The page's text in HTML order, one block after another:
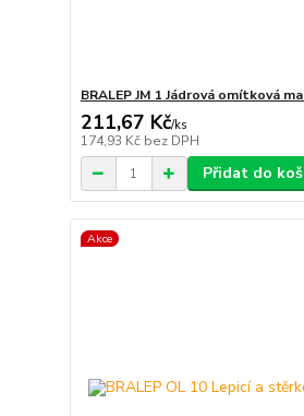
BRALEP JM 1 Jádrová omítková
211,67 Kč/ks
174,93 Kč bez DPH
Přidat do
Akce